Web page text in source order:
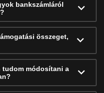
bankszámláról
összeget,
tudom módosítani a